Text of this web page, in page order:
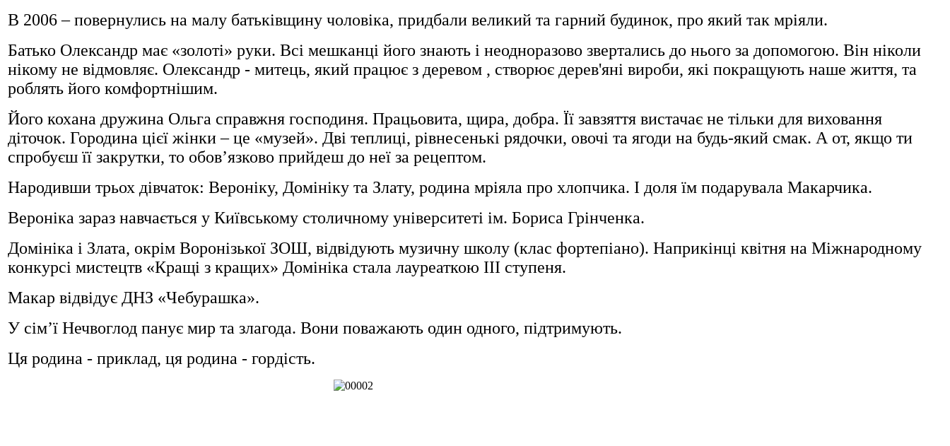
В 2006 – повернулись на малу батьківщину чоловіка, придбали великий та гарний будинок, про який так мріяли.
Батько Олександр має «золоті» руки. Всі мешканці його знають і неодноразово звертались до нього за допомогою. Він ніколи
нікому не відмовляє. Олександр - митець, який працює з деревом , створює дерев'яні вироби, які покращують наше життя, та
роблять його комфортнішим.
Його кохана дружина Ольга справжня господиня. Працьовита, щира, добра. Її завзяття вистачає не тільки для виховання
діточок. Городина цієї жінки – це «музей». Дві теплиці, рівнесенькі рядочки, овочі та ягоди на будь-який смак. А от, якщо ти
спробуєш її закрутки, то обов’язково прийдеш до неї за рецептом.
Народивши трьох дівчаток: Вероніку, Домініку та Злату, родина мріяла про хлопчика. І доля їм подарувала Макарчика.
Вероніка зараз навчається у Київському столичному університеті ім. Бориса Грінченка.
Домініка і Злата, окрім Воронізької ЗОШ, відвідують музичну школу (клас фортепіано). Наприкінці квітня на Міжнародному
конкурсі мистецтв «Кращі з кращих» Домініка стала лауреаткою ІІІ ступеня.
Макар відвідує ДНЗ «Чебурашка».
У сім’ї Нечвоглод панує мир та злагода. Вони поважають один одного, підтримують.
Ця родина - приклад, ця родина - гордість.